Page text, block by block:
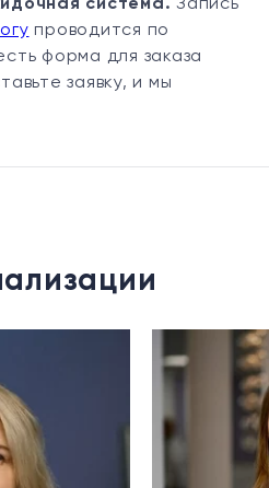
система. Запись
проводится по
форма для заказа
заявку, и мы